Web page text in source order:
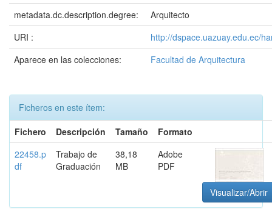
metadata.dc.description.degree:
Arquitecto
URI :
http://dspace.uazuay.edu.ec/
Aparece en las colecciones:
Facultad de Arquitectura
Ficheros en este ítem:
Fichero
Descripción Tamaño
Formato
22458.p
df
Trabajo de
Graduación
38,18
MB
Adobe
PDF
Visualizar/Abrir